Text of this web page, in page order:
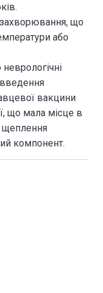
захворювання, що
або
вакцини
що мала місце в
щеплення
компонент.